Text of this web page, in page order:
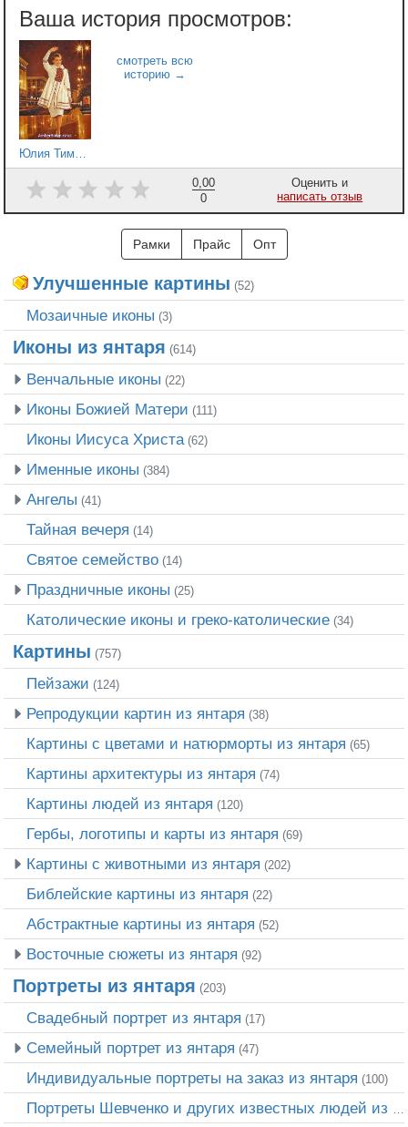
Юлия Тимошенко 2
0,00
0
Оценить и
написать отзыв
Рамки Прайс Опт
Улучшенные картины (52)
Мозаичные иконы (3)
Иконы из янтаря (614)
Венчальные иконы (22)
Иконы Божией Матери (111)
Иконы Иисуса Христа(62)
Именные иконы (384)
Ангелы (41)
Тайная вечеря (14)
Святое семейство (14)
Праздничные иконы (25)
Католические иконы и греко-католические (34)
Картины (757)
Пейзажи (124)
Репродукции картин из янтаря (38)
Картины с цветами и натюрморты из янтаря (65)
Картины архитектуры из янтаря (74)
Картины людей из янтаря (120)
Гербы, логотипы и карты из янтаря (69)
Картины с животными из янтаря (202)
Библейские картины из янтаря (22)
Абстрактные картины из янтаря (52)
Восточные сюжеты из янтаря (92)
Портреты из янтаря (203)
Свадебный портрет из янтаря (17)
Семейный портрет из янтаря (47)
Индивидуальные портреты на заказ из янтаря (100)
Портреты Шевченко и других известных людей из янтаря